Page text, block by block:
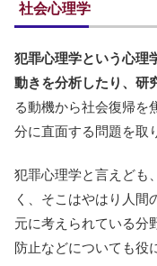
社会心理学
犯罪心理学という心理
動きを分析したり、研
る動機から社会復帰を
分に直面する問題を取
犯罪心理学と言えども
く、そこはやはり人間
元に考えられている分
防止などについても役